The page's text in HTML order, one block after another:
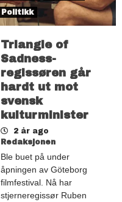
Politikk
Triangle of
Sadness-
regissøren går
hardt ut mot
svensk
kulturminister
2 år ago
Redaksjonen
Ble buet på under
åpningen av Göteborg
filmfestival. Nå har
stjerneregissør Ruben